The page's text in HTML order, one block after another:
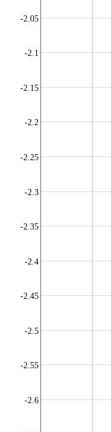
-2.6
-2.55
-2.5
-2.45
-2.4
-2.35
-2.3
-2.25
-2.2
-2.15
-2.1
-2.05